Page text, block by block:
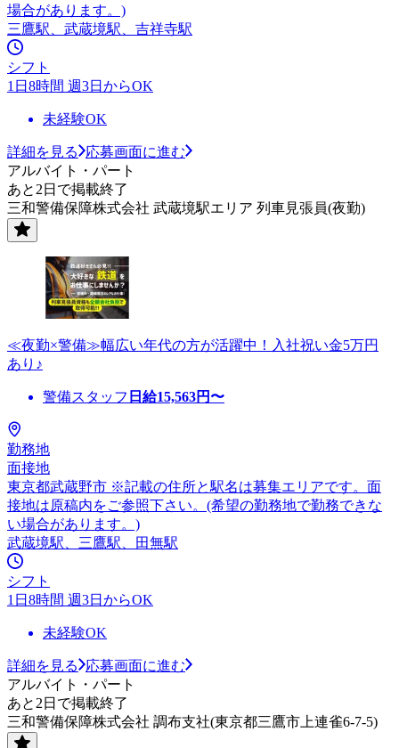
場合があります。)
三鷹駅、武蔵境駅、吉祥寺駅
シフト
1日8時間 週3日からOK
未経験OK
詳細を見る
応募画面に進む
アルバイト・パート
あと2日で掲載終了
三和警備保障株式会社 武蔵境駅エリア 列車見張員(夜勤)
≪夜勤×警備≫幅広い年代の方が活躍中！入社祝い金5万円
あり♪
警備スタッフ 日給15,563円〜
勤務地
面接地
東京都武蔵野市 ※記載の住所と駅名は募集エリアです。面
接地は原稿内をご参照下さい。(希望の勤務地で勤務できな
い場合があります。)
武蔵境駅、三鷹駅、田無駅
シフト
1日8時間 週3日からOK
未経験OK
詳細を見る
応募画面に進む
アルバイト・パート
あと2日で掲載終了
三和警備保障株式会社 調布支社(東京都三鷹市上連雀6-7-5)